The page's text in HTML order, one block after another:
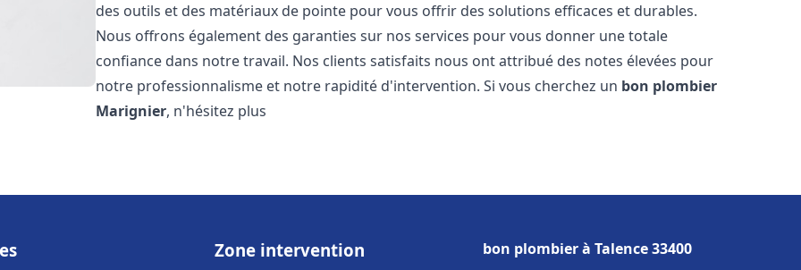
des outils et des matériaux de pointe pour vous offrir des solutions efficaces et durables.
Nous offrons également des garanties sur nos services pour vous donner une totale
confiance dans notre travail. Nos clients satisfaits nous ont attribué des notes élevées pour
notre professionnalisme et notre rapidité d'intervention. Si vous cherchez un bon plombier
Marignier, n'hésitez plus
Zone intervention bon plombier à Talence 33400